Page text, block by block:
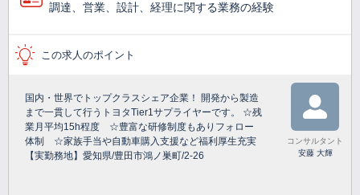
調達、営業、設計、経理に関する業務の経験
この求人のポイント
国内・世界でトップクラスシェア企業！ 開発から製造
まで一貫して行うトヨタTier1サプライヤーです。 ☆残
業月平均15h程度 ☆豊富な研修制度もありフォロー
体制 ☆家族手当や自動車購入支援など福利厚生充実
【実勤務地】愛知県/豊田市鴻ノ巣町/2-26
コンサルタント
安藤 大輝